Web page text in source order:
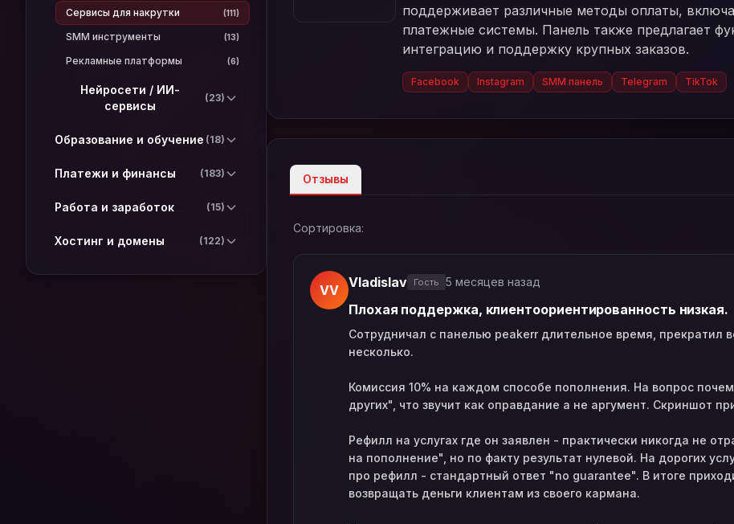
Сервисы для накрутки (111)
SMM инструменты (13)
Рекламные платформы (6)
Нейросети / ИИ-
сервисы
(23)
Образование и обучение (18)
Платежи и финансы (183)
Работа и заработок (15)
Хостинг и домены (122)
поддерживает различные методы оплаты,
платежные системы. Панель также предлагает
интеграцию и поддержку крупных заказов.
Facebook Instagram SMM панель Telegram TikTok
Отзывы
Сортировка:
VV Vladislav Гость 5 месяцев назад
Плохая поддержка, клиентоориентированность низкая.
Сотрудничал с панелью peakerr длительное время, прекратил
несколько.
Комиссия 10% на каждом способе пополнения. На вопрос
других", что звучит как оправдание а не аргумент. Скриншот
Рефилл на услугах где он заявлен - практически никогда не
на пополнение", но по факту результат нулевой. На дорогих
про рефилл - стандартный ответ "no guarantee". В итоге
возвращать деньги клиентам из своего кармана.